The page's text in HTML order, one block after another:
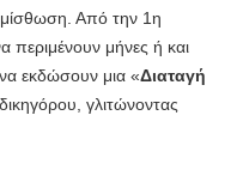
μίσθωση. Από την 1η
περιμένουν μήνες ή και
εκδώσουν μια «Διαταγή
γλιτώνοντας